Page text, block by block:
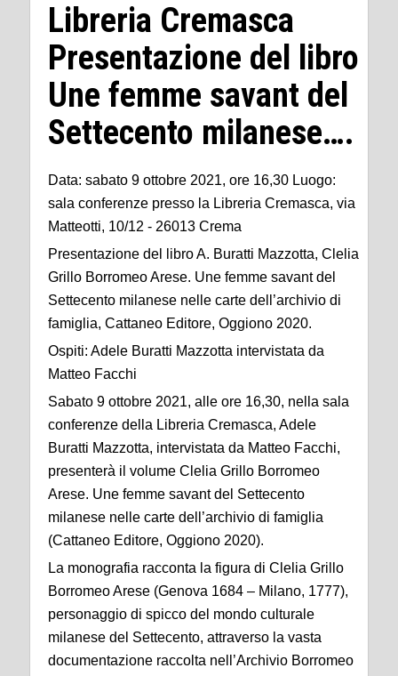
Libreria Cremasca
Presentazione del libro
Une femme savant del
Settecento milanese….
Data: sabato 9 ottobre 2021, ore 16,30 Luogo:
sala conferenze presso la Libreria Cremasca, via
Matteotti, 10/12 - 26013 Crema
Presentazione del libro A. Buratti Mazzotta, Clelia
Grillo Borromeo Arese. Une femme savant del
Settecento milanese nelle carte dell’archivio di
famiglia, Cattaneo Editore, Oggiono 2020.
Ospiti: Adele Buratti Mazzotta intervistata da
Matteo Facchi
Sabato 9 ottobre 2021, alle ore 16,30, nella sala
conferenze della Libreria Cremasca, Adele
Buratti Mazzotta, intervistata da Matteo Facchi,
presenterà il volume Clelia Grillo Borromeo
Arese. Une femme savant del Settecento
milanese nelle carte dell’archivio di famiglia
(Cattaneo Editore, Oggiono 2020).
La monografia racconta la figura di Clelia Grillo
Borromeo Arese (Genova 1684 – Milano, 1777),
personaggio di spicco del mondo culturale
milanese del Settecento, attraverso la vasta
documentazione raccolta nell’Archivio Borromeo